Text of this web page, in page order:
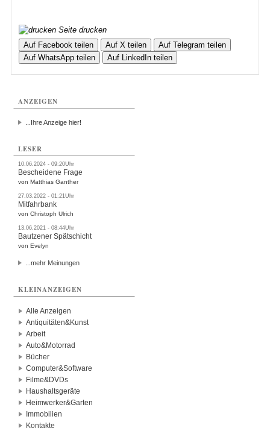
Seite drucken
Auf Facebook teilen
Auf X teilen
Auf Telegram teilen
Auf WhatsApp teilen
Auf LinkedIn teilen
ANZEIGEN
...Ihre Anzeige hier!
LESER
10.06.2024 - 09:20Uhr
Bescheidene Frage
von Matthias Ganther
27.03.2022 - 01:21Uhr
Mitfahrbank
von Christoph Ulrich
13.06.2021 - 08:44Uhr
Bautzener Spätschicht
von Evelyn
...mehr Meinungen
KLEINANZEIGEN
Alle Anzeigen
Antiquitäten&Kunst
Arbeit
Auto&Motorrad
Bücher
Computer&Software
Filme&DVDs
Haushaltsgeräte
Heimwerker&Garten
Immobilien
Kontakte